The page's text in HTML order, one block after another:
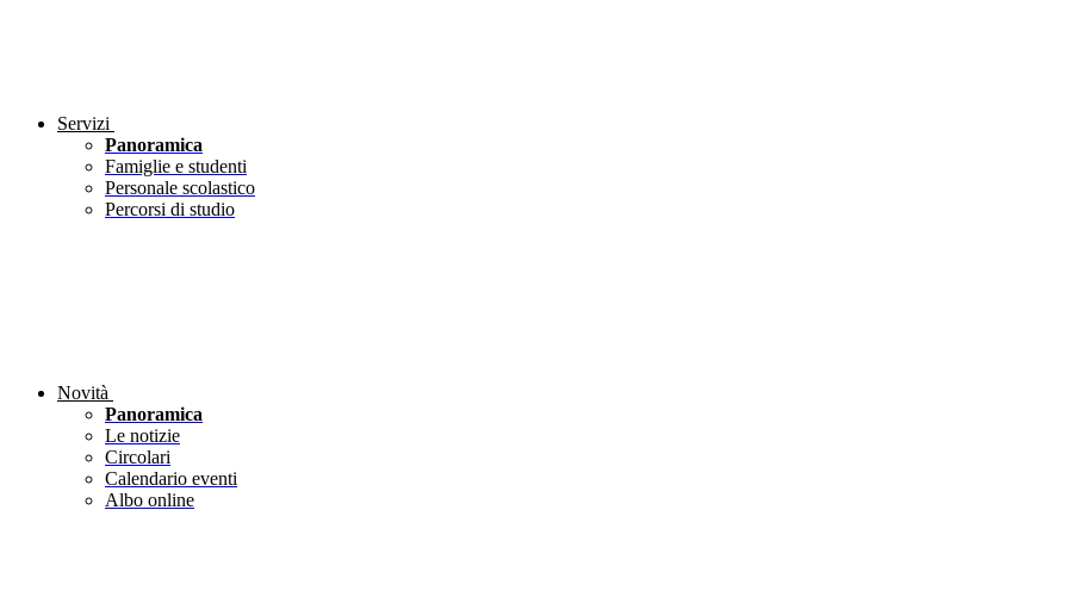
Servizi
Panoramica
Famiglie e studenti
Personale scolastico
Percorsi di studio
Novità
Panoramica
Le notizie
Circolari
Calendario eventi
Albo online